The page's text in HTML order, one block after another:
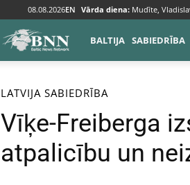
08.08.2026EN Vārda diena: Mudīte,
BALTIJA SABIEDRĪBA
Sākums Baltija Latvija
LATVIJA SABIEDRĪBA
Vīķe-Freiberga
atpalicību un